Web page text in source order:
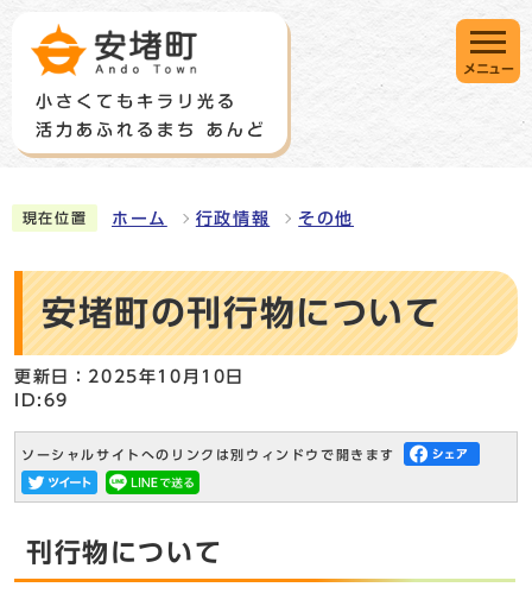
メニュー
現在位置 ホーム 行政情報 その他
安堵町の刊行物について
更新日：2025年10月10日
ID:69
ソーシャルサイトへのリンクは別ウィンドウで開きます
刊行物について